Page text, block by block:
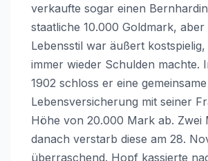
verkaufte sogar einen
staatliche 10.000 Goldmark, aber
Lebensstil war äußert
immer wieder Schulden machte.
1902 schloss er eine gemeinsame
Lebensversicherung mit seiner
Höhe von 20.000 Mark ab. Zwei
danach verstarb diese am 28.
überraschend. Hopf kassierte